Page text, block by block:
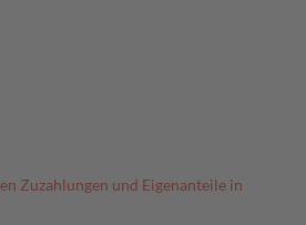
Zuzahlungen und Eigenanteile in